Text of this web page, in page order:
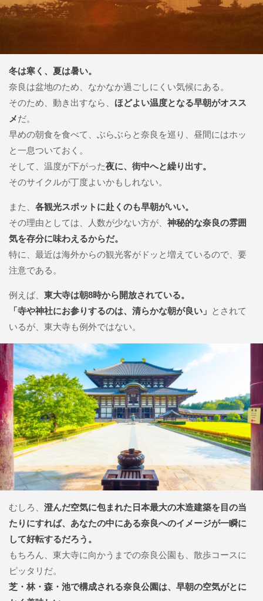
冬は寒く、夏は暑い。
奈良は盆地のため、なかなか過ごしにくい気候にある。
そのため、動き出すなら、 ほどよい温度となる早朝がオスス
メだ。
早めの朝食を食べて、ぶらぶらと奈良を巡り、昼間にはホッ
と一息ついておく。
そして、温度が下がった夜に、街中へと繰り出す。
そのサイクルが丁度よいかもしれない。
また、 各観光スポットに赴くのも早朝がいい。
その理由としては、人数が少ない方が、 神秘的な奈良の雰囲
気を存分に味わえるからだ。
特に、最近は海外からの観光客がドッと増えているので、要
注意である。
例えば、 東大寺は朝8時から開放されている。
「寺や神社にお参りするのは、清らかな朝が良い」 とされて
いるが、東大寺も例外ではない。
むしろ、 澄んだ空気に包まれた日本最大の木造建築を目の当
たりにすれば、あなたの中にある奈良へのイメージが一瞬に
して好転するだろう。
もちろん、東大寺に向かうまでの奈良公園も、散歩コースに
ピッタリだ。
芝・林・森・池で構成される奈良公園は、早朝の空気がとに